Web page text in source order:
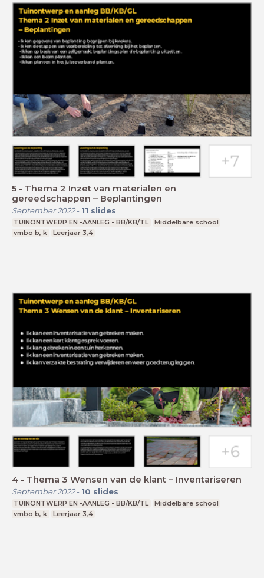
5 - Thema 2 Inzet van materialen en
gereedschappen – Beplantingen
September 2022- 11 slides
TUINONTWERP EN -AANLEG - BB/KB/TL
Middelbare school
vmbo b, k
Leerjaar 3,4
4 - Thema 3 Wensen van de klant – Inventariseren
September 2022- 10 slides
TUINONTWERP EN -AANLEG - BB/KB/TL
Middelbare school
vmbo b, k
Leerjaar 3,4